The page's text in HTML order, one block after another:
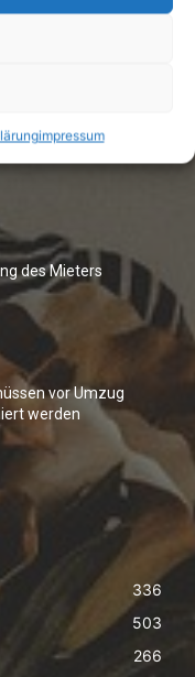
impressum
Look fürs
des Mieters
vor Umzug
werden
336
503
266